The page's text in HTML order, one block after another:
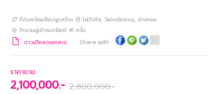
ที่ดินพร้อมสิ่งปลูกสร้าง ไผ่จำศิล, วิเศษชัยชาญ, อ่างทอง
จำนวนผู้เข้าชมทรัพย์ 41 ครั้ง
ดาวน์โหลดเอกสาร
Share with :
ราคาขาย
2,100,000.- 2,800,000.-